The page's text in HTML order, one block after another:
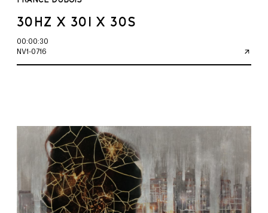
30HZ X 30I X 30S
00:00:30
NV1-0716